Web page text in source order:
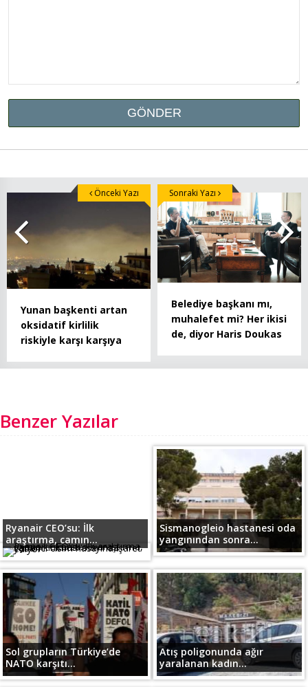
Yunan başkenti artan
oksidatif kirlilik
riskiyle karşı karşıya
Önceki Yazı
Belediye başkanı mı,
muhalefet mi? Her ikisi
de, diyor Haris Doukas
Sonraki Yazı
Benzer Yazılar
Ryanair CEO’su: İlk
araştırma, camın...
Sismanogleio hastanesi oda
yangınından sonra...
Sol grupların Türkiye’de
NATO karşıtı...
Atış poligonunda ağır
yaralanan kadın...